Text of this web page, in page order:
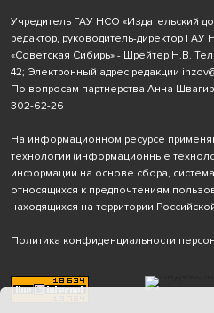
Учредитель ГАУ НСО «Издательский
редактор, руководитель-директор
«Советская Сибирь» - Шрейтер Н.В.
42; Электронный адрес редакции
По вопросам партнерства Анна
302-62-26
На информационном ресурсе
технологии (информационные
информации на основе сбора,
относящихся к предпочтениям
находящихся на территории
Политика конфиденциальности